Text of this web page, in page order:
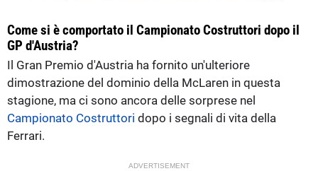
Come si è comportato il Campionato Costruttori dopo il
GP d'Austria?
Il Gran Premio d'Austria ha fornito un'ulteriore
dimostrazione del dominio della McLaren in questa
stagione, ma ci sono ancora delle sorprese nel
Campionato Costruttori dopo i segnali di vita della
Ferrari.
ADVERTISEMENT